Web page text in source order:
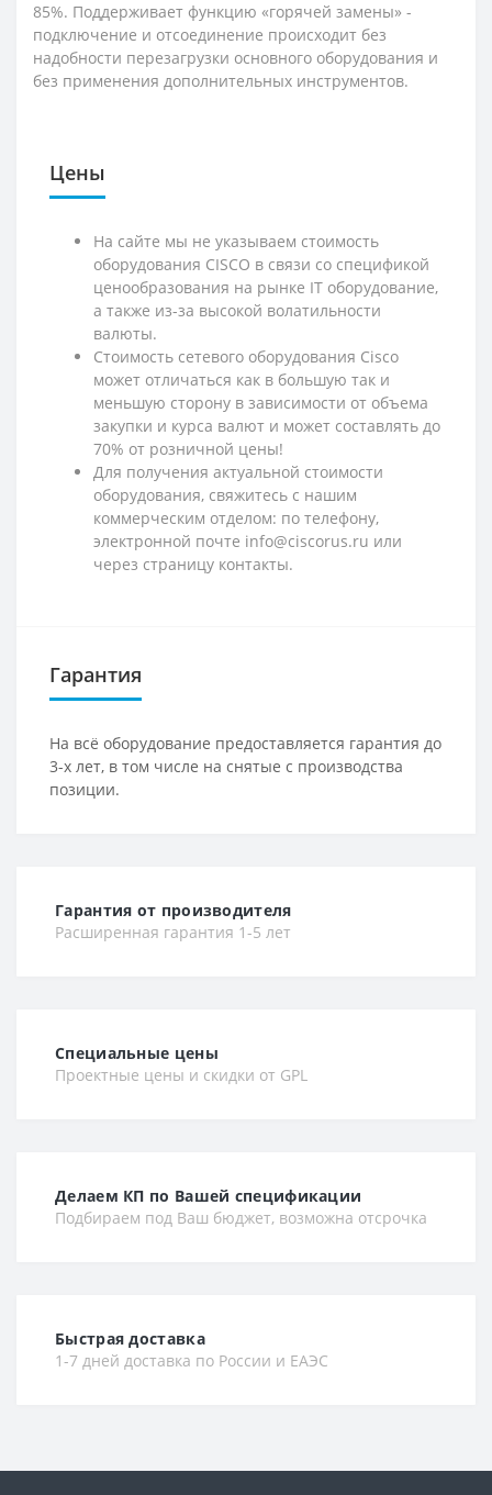
85%. Поддерживает функцию «горячей замены» -
подключение и отсоединение происходит без
надобности перезагрузки основного оборудования и
без применения дополнительных инструментов.
Цены
На сайте мы не указываем стоимость
оборудования CISCO в связи со спецификой
ценообразования на рынке IT оборудование,
а также из-за высокой волатильности
валюты.
Стоимость сетевого оборудования Cisco
может отличаться как в большую так и
меньшую сторону в зависимости от объема
закупки и курса валют и может составлять до
70% от розничной цены!
Для получения актуальной стоимости
оборудования, свяжитесь с нашим
коммерческим отделом: по телефону,
электронной почте info@ciscorus.ru или
через страницу контакты.
Гарантия
На всё оборудование предоставляется гарантия до
3-х лет, в том числе на снятые с производства
позиции.
Гарантия от производителя
Расширенная гарантия 1-5 лет
Специальные цены
Проектные цены и скидки от GPL
Делаем КП по Вашей спецификации
Подбираем под Ваш бюджет, возможна отсрочка
Быстрая доставка
1-7 дней доставка по России и ЕАЭС